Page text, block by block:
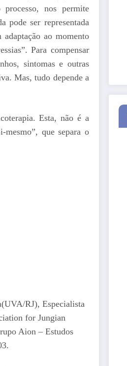
nos permite
pode ser representada
ao momento
Para compensar
sintomas e outras
Mas, tudo depende a
Esta, não é a
mesmo”, que separa o
RJ), Especialista
for Jungian
Aion – Estudos